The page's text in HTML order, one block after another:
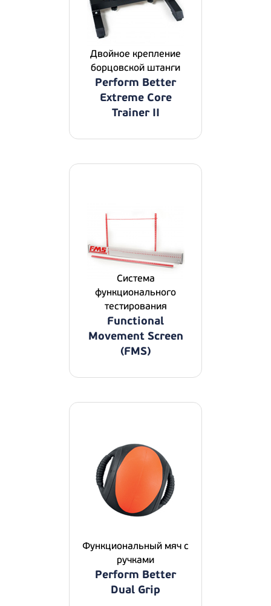
Двойное крепление
борцовской штанги
Perform Better
Extreme Core
Trainer II
Система
функционального
тестирования
Functional
Movement Screen
(FMS)
Функциональный мяч с
ручками
Perform Better
Dual Grip